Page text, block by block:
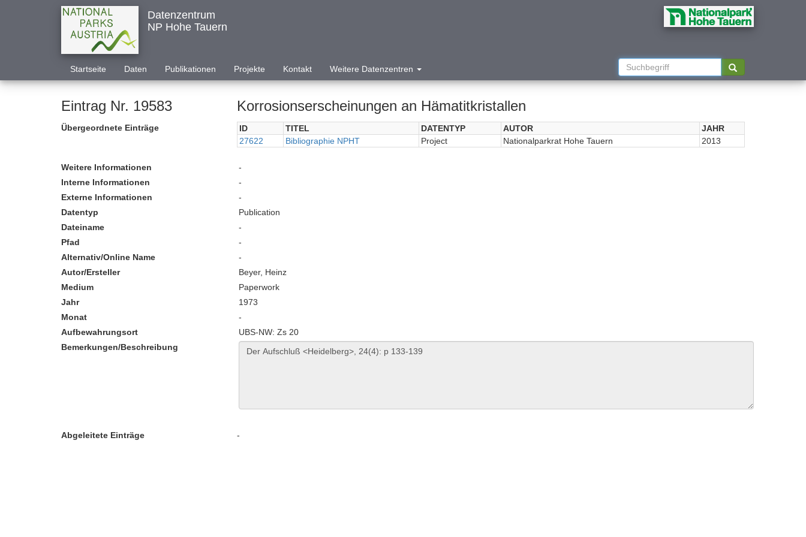
Datenzentrum
NP Hohe Tauern
Startseite Daten Publikationen Projekte Kontakt Weitere Datenzentren
Eintrag Nr. 19583 Korrosionserscheinungen an Hämatitkristallen
Übergeordnete Einträge ID TITEL DATENTYP AUTOR
JAHR
27622
Bibliographie NPHT Project Nationalparkrat Hohe Tauern 2013
Weitere Informationen
-
Interne Informationen
-
Externe Informationen
-
Datentyp
Publication
Dateiname
-
Pfad
-
Alternativ/Online Name
-
Autor/Ersteller
Beyer, Heinz
Medium
Paperwork
Jahr
1973
Monat
-
Aufbewahrungsort
UBS-NW: Zs 20
Bemerkungen/Beschreibung
Abgeleitete Einträge -